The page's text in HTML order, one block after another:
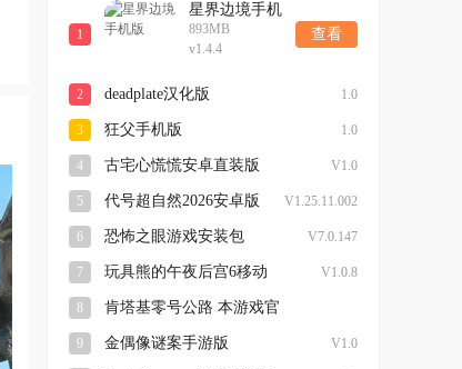
1
星界边境手机
版
893MB
v1.4.4
查看
2 deadplate汉化版 1.0
3 狂父手机版 1.0
4 古宅心慌慌安卓直装版 V1.0
5 代号超自然2026安卓版 V1.25.11.002
6 恐怖之眼游戏安装包 V7.0.147
7
玩具熊的午夜后宫6移动
V1.0.8
8
肯塔基零号公路 本游戏官
9
金偶像谜案手游版 V1.0